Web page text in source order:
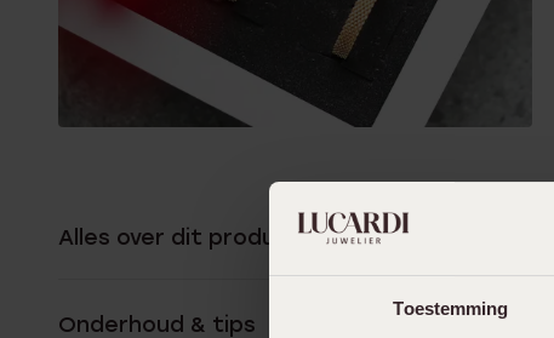
Toestemming
Alles over dit product
Onderhoud & tips